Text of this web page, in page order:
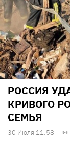
РОССИЯ
КРИВОГО
СЕМЬЯ
30 Июля 11:58